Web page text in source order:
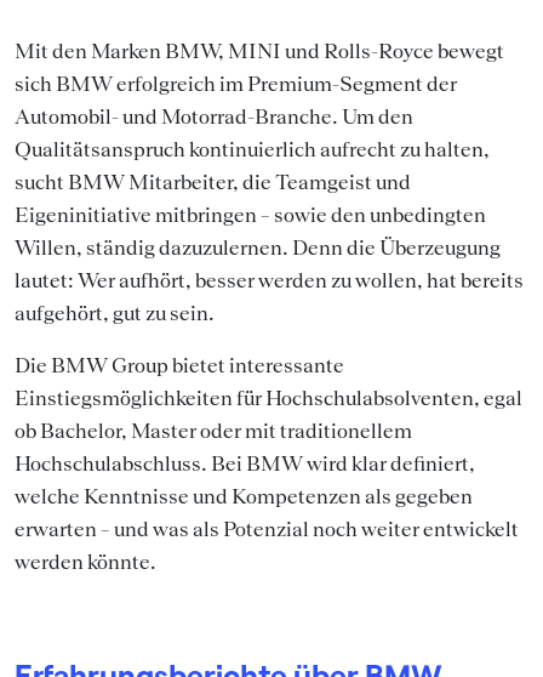
Mit den Marken BMW, MINI und Rolls-Royce bewegt
sich BMW erfolgreich im Premium-Segment der
Automobil- und Motorrad-Branche. Um den
Qualitätsanspruch kontinuierlich aufrecht zu halten,
sucht BMW Mitarbeiter, die Teamgeist und
Eigeninitiative mitbringen – sowie den unbedingten
Willen, ständig dazuzulernen. Denn die Überzeugung
lautet: Wer aufhört, besser werden zu wollen, hat bereits
aufgehört, gut zu sein.
Die BMW Group bietet interessante
Einstiegsmöglichkeiten für Hochschulabsolventen, egal
ob Bachelor, Master oder mit traditionellem
Hochschulabschluss. Bei BMW wird klar definiert,
welche Kenntnisse und Kompetenzen als gegeben
erwarten – und was als Potenzial noch weiter entwickelt
werden könnte.